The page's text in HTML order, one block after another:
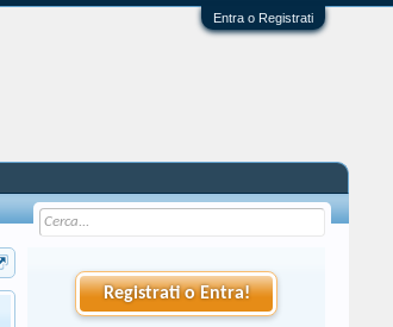
Entra o Registrati
Registrati o Entra!